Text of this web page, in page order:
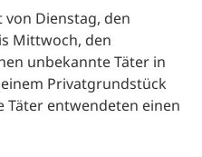
von Dienstag, den
Mittwoch, den
unbekannte Täter in
Privatgrundstück
Täter entwendeten einen